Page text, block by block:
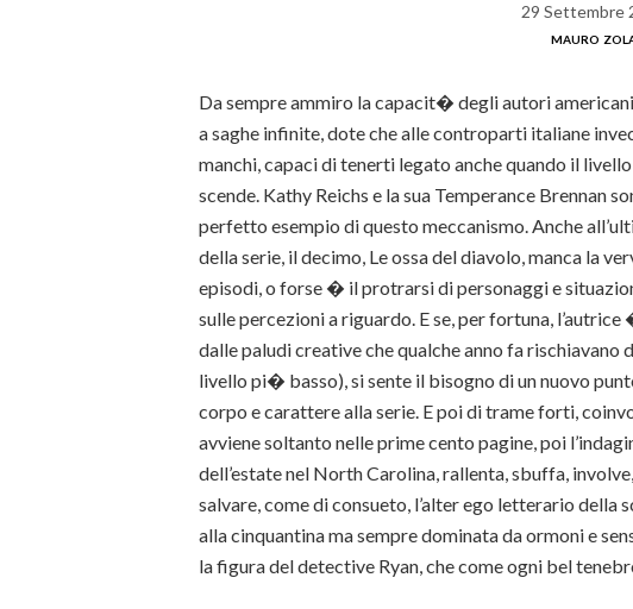
29 Settembre
mauro
Da sempre ammiro la capacit� degli autori
a saghe infinite, dote che alle controparti italiane
manchi, capaci di tenerti legato anche quando il
scende. Kathy Reichs e la sua Temperance Brennan
perfetto esempio di questo meccanismo. Anche
della serie, il decimo, Le ossa del diavolo, manca la
episodi, o forse � il protrarsi di personaggi e
sulle percezioni a riguardo. E se, per fortuna,
dalle paludi creative che qualche anno fa
livello pi� basso), si sente il bisogno di un nuovo
corpo e carattere alla serie. E poi di trame forti,
avviene soltanto nelle prime cento pagine, poi
dell’estate nel North Carolina, rallenta, sbuffa,
salvare, come di consueto, l’alter ego letterario
alla cinquantina ma sempre dominata da ormoni e
la figura del detective Ryan, che come ogni bel